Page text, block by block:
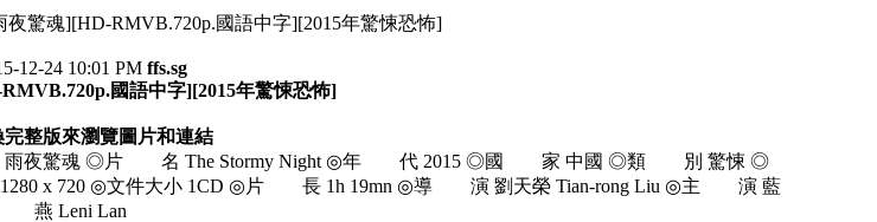
夜驚魂][HD-RMVB.720p.國語中字][2015年驚悚恐怖]
12-24 10:01 PM ffs.sg
國語中字][2015年驚悚恐怖]
完整版來瀏覽圖片和連結
名 雨夜驚魂 ◎片 名 The Stormy Night ◎年 代 2015 ◎國 家 中國 ◎類 別 驚悚 ◎
x 720 ◎文件大小 1CD ◎片 長 1h 19mn ◎導 演 劉天榮 Tian-rong Liu ◎主 演 藍
燕 Leni Lan